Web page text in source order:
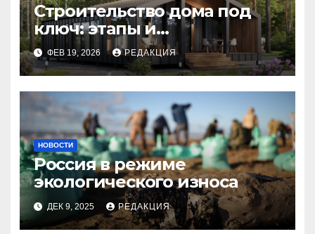
Строительство дома под
ключ: этапы и
планирование бюджета
ФЕВ 19, 2026 РЕДАКЦИЯ
НОВОСТИ
Россия в режиме
экологического износа
ДЕК 9, 2025 РЕДАКЦИЯ